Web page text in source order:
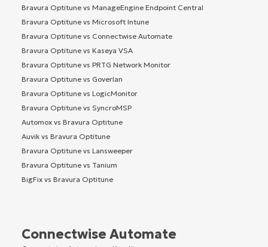
Bravura Optitune vs ManageEngine Endpoint Central
Bravura Optitune vs Microsoft Intune
Bravura Optitune vs Connectwise Automate
Bravura Optitune vs Kaseya VSA
Bravura Optitune vs PRTG Network Monitor
Bravura Optitune vs Goverlan
Bravura Optitune vs LogicMonitor
Bravura Optitune vs SyncroMSP
Automox vs Bravura Optitune
Auvik vs Bravura Optitune
Bravura Optitune vs Lansweeper
Bravura Optitune vs Tanium
BigFix vs Bravura Optitune
Connectwise Automate